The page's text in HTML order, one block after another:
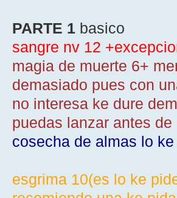
PARTE 1 basico
sangre nv 12
magia de muerte 6+
demasiado pues con
no interesa ke dure
puedas lanzar antes
cosecha de almas lo
esgrima 10(es lo ke